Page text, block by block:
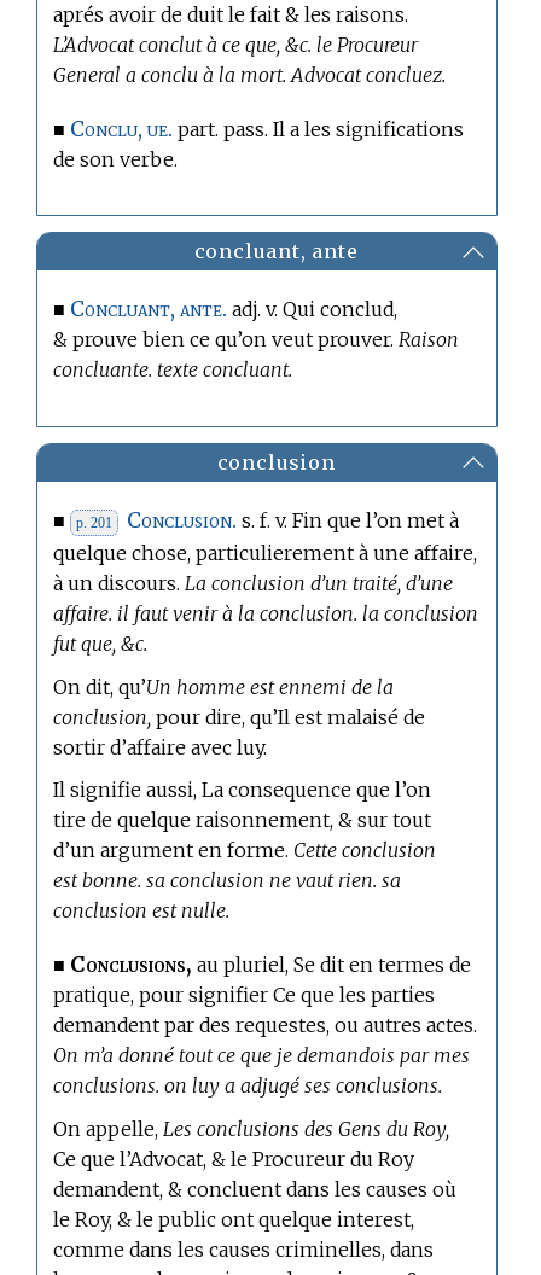
aprés avoir de duit le fait & les raisons.
L’Advocat conclut à ce que, &c. le Procureur
General a conclu à la mort. Advocat concluez.
■ Conclu, ue. part. pass. Il a les significations
de son verbe.
concluant, ante
■ Concluant, ante. adj. v. Qui conclud,
& prouve bien ce qu’on veut prouver.Raison
concluante. texte concluant.
conclusion
■ p. 201 Conclusion. s. f. v. Fin que l’on met à
quelque chose, particulierement à une affaire,
à un discours.La conclusion d’un traité, d’une
affaire. il faut venir à la conclusion. la conclusion
fut que, &c.
On dit, qu’Un homme est ennemi de la
conclusion, pour dire, qu’Il est malaisé de
sortir d’affaire avec luy.
Il signifie aussi, La consequence que l’on
tire de quelque raisonnement, & sur tout
d’un argument en forme. Cette conclusion
est bonne. sa conclusion ne vaut rien. sa
conclusion est nulle.
■ Conclusions, au pluriel, Se dit entermes de
pratique, pour signifier Ce que les parties
demandent par des requestes, ou autres actes.
On m’a donné tout ce que je demandois par mes
conclusions. on luy a adjugé ses conclusions.
On appelle,Les conclusions des Gens du Roy,
Ce que l’Advocat, & le Procureur du Roy
demandent, & concluent dans les causes où
le Roy, & le public ont quelque interest,
comme dans les causes criminelles, dans